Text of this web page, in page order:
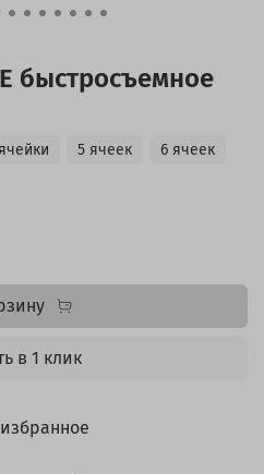
быстросъемное
5 ячеек
6 ячеек
в 1 клик